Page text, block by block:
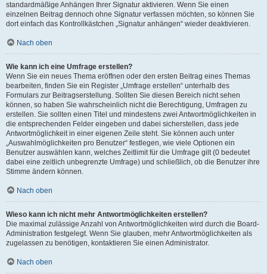
standardmäßige Anhängen Ihrer Signatur aktivieren. Wenn Sie einen
einzelnen Beitrag dennoch ohne Signatur verfassen möchten, so können Sie
dort einfach das Kontrollkästchen „Signatur anhängen“ wieder deaktivieren.
Nach oben
Wie kann ich eine Umfrage erstellen?
Wenn Sie ein neues Thema eröffnen oder den ersten Beitrag eines Themas
bearbeiten, finden Sie ein Register „Umfrage erstellen“ unterhalb des
Formulars zur Beitragserstellung. Sollten Sie diesen Bereich nicht sehen
können, so haben Sie wahrscheinlich nicht die Berechtigung, Umfragen zu
erstellen. Sie sollten einen Titel und mindestens zwei Antwortmöglichkeiten in
die entsprechenden Felder eingeben und dabei sicherstellen, dass jede
Antwortmöglichkeit in einer eigenen Zeile steht. Sie können auch unter
„Auswahlmöglichkeiten pro Benutzer“ festlegen, wie viele Optionen ein
Benutzer auswählen kann, welches Zeitlimit für die Umfrage gilt (0 bedeutet
dabei eine zeitlich unbegrenzte Umfrage) und schließlich, ob die Benutzer ihre
Stimme ändern können.
Nach oben
Wieso kann ich nicht mehr Antwortmöglichkeiten erstellen?
Die maximal zulässige Anzahl von Antwortmöglichkeiten wird durch die Board-
Administration festgelegt. Wenn Sie glauben, mehr Antwortmöglichkeiten als
zugelassen zu benötigen, kontaktieren Sie einen Administrator.
Nach oben